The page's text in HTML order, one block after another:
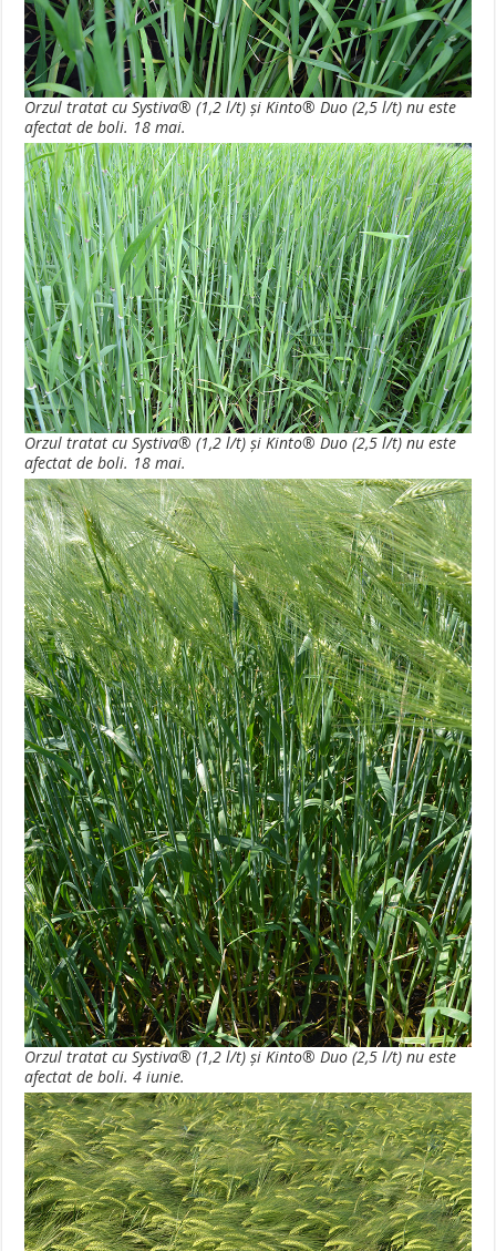
Orzul tratat cu Systiva® (1,2 l/t) şi Kinto® Duo (2,5 l/t) nu este
afectat de boli. 18 mai.
Orzul tratat cu Systiva® (1,2 l/t) şi Kinto® Duo (2,5 l/t) nu este
afectat de boli. 18 mai.
Orzul tratat cu Systiva® (1,2 l/t) şi Kinto® Duo (2,5 l/t) nu este
afectat de boli. 4 iunie.